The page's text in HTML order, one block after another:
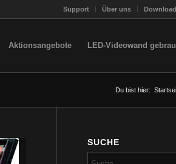
Support Über uns
Aktionsangebote LED-Videowand
Du bist hier:
SUCHE